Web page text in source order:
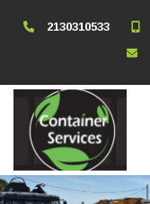
2130310533